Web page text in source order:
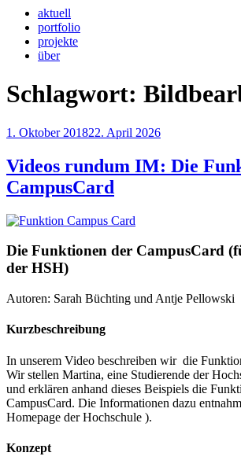
aktuell
portfolio
projekte
über
Schlagwort:
Veröffentlicht
1. Oktober 201822. April 2026
Videos rundum IM: Die
CampusCard
Die Funktionen der CampusCard
der HSH)
Autoren: Sarah Büchting und Antje Pellowski
Kurzbeschreibung
In unserem Video beschreiben wir die
Wir stellen Martina, eine Studierende der
und erklären anhand dieses Beispiels die
CampusCard. Die Informationen dazu
Homepage der Hochschule ).
Konzept